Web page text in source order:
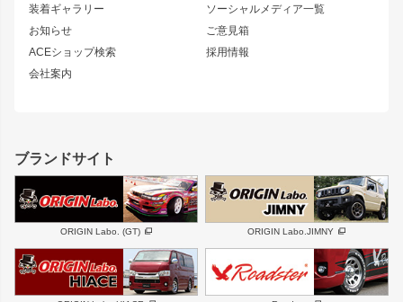
装着ギャラリー
お知らせ
ACEショップ検索
会社案内
ソーシャルメディア一覧
ご意見箱
採用情報
180SX
シルエイティ
セフィーロ
キャラバン
スズキ
GS350
SC
スバル 三菱
デリカ D:5
軽自動車 汎用
ジムニーパーツ
ホイール
MUD-S7
MUD-SR7
まつど家 鉄漢
ボンネット
フェンダー
サイドパーツ
リアゲート
メンテナンスパーツ
ハイエースパーツ
ホイール
DAYTONA-RS
DAYTONA-RS NEO
ブランドサイト
ORIGIN Labo. (GT) ORIGIN Labo.JIMNY